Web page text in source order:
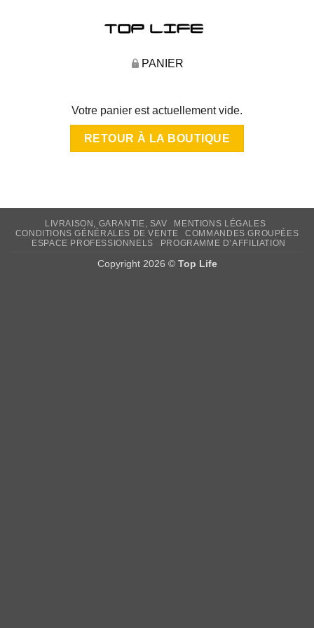
PANIER
Votre panier est actuellement vide.
RETOUR À LA BOUTIQUE
LIVRAISON, GARANTIE, SAV
MENTIONS LÉGALES
CONDITIONS GÉNÉRALES DE VENTE
COMMANDES GROUPÉES
ESPACE PROFESSIONNELS
PROGRAMME D’AFFILIATION
Copyright 2026 © Top Life